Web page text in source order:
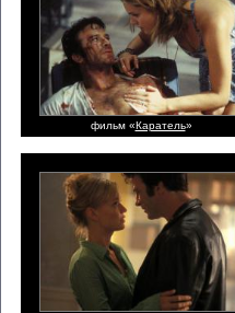
фильм «Каратель»